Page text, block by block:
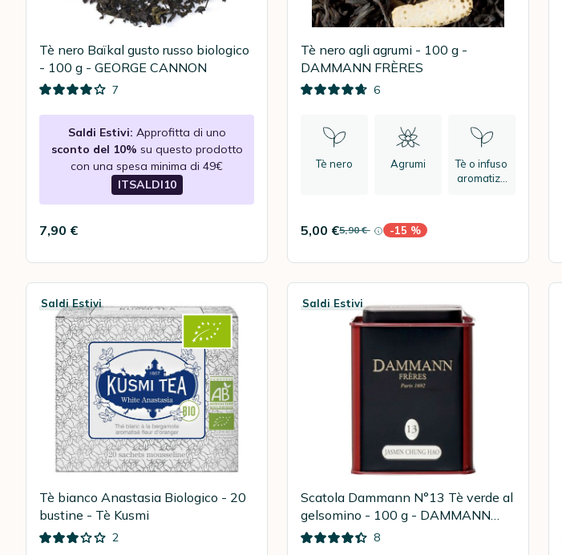
Tè nero Baïkal gusto russo biologico
- 100 g - GEORGE CANNON
7
Saldi Estivi: Approfitta di uno
sconto del 10% su questo prodotto
con una spesa minima di 49€
ITSALDI10
7,90 €
Tè nero agli agrumi - 100 g -
DAMMANN FRÈRES
6
Tè nero Agrumi
Tè o infuso
aromatizz
5,00 €
Invece di5,90 €
Percentuale di sconto
-15 %
Saldi Estivi
Tè bianco Anastasia Biologico - 20
bustine - Tè Kusmi
2
Saldi Estivi
Scatola Dammann N°13 Tè verde al
gelsomino - 100 g - DAMMANN
FRÈRES
8